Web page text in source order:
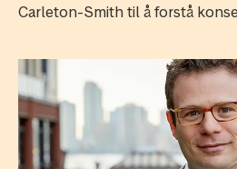
Carleton-Smith til å forstå